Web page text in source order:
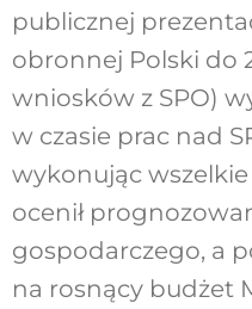
publicznej
obronnej Polski do
wniosków z SPO)
w czasie prac nad
wykonując
ocenił
gospodarczego, a
na rosnący budżet